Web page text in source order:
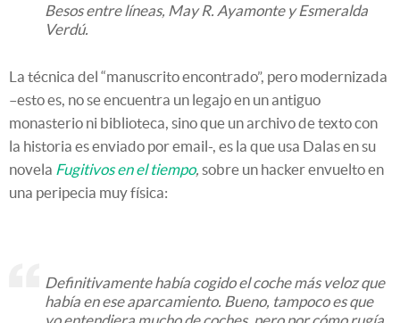
Besos entre líneas, May R. Ayamonte y Esmeralda
Verdú.
La técnica del “manuscrito encontrado”, pero modernizada
–esto es, no se encuentra un legajo en un antiguo
monasterio ni biblioteca, sino que un archivo de texto con
la historia es enviado por email-, es la que usa Dalas en su
novela Fugitivos en el tiempo, sobre un hacker envuelto en
una peripecia muy física:
Definitivamente había cogido el coche más veloz que
había en ese aparcamiento. Bueno, tampoco es que
yo entendiera mucho de coches, pero por cómo rugía